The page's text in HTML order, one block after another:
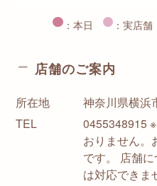
：本日 ：実店
店舗のご案内
所在地
神奈川県横浜
TEL
0455348915
おりません。
です。 店舗
は対応できま